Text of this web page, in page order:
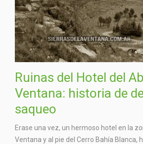
Ruinas del Hotel del
Ventana: historia de
saqueo
Erase una vez, un hermoso hotel en la
Ventana y al pie del Cerro Bahía Blanca,